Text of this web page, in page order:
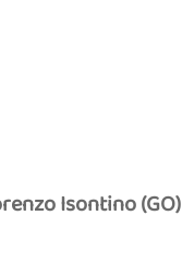
Isontino (GO)